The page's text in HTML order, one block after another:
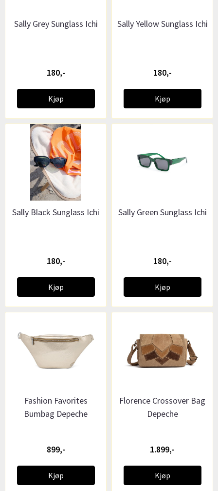
Sally Grey Sunglass Ichi
180,-
Kjøp
Sally Yellow Sunglass Ichi
180,-
Kjøp
Sally Black Sunglass Ichi
180,-
Kjøp
Sally Green Sunglass Ichi
180,-
Kjøp
Fashion Favorites
Bumbag Depeche
899,-
Kjøp
Florence Crossover Bag
Depeche
1.899,-
Kjøp